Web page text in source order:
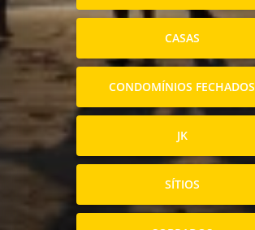
CASAS
CONDOMÍNIOS FECHADOS
JK
SÍTIOS